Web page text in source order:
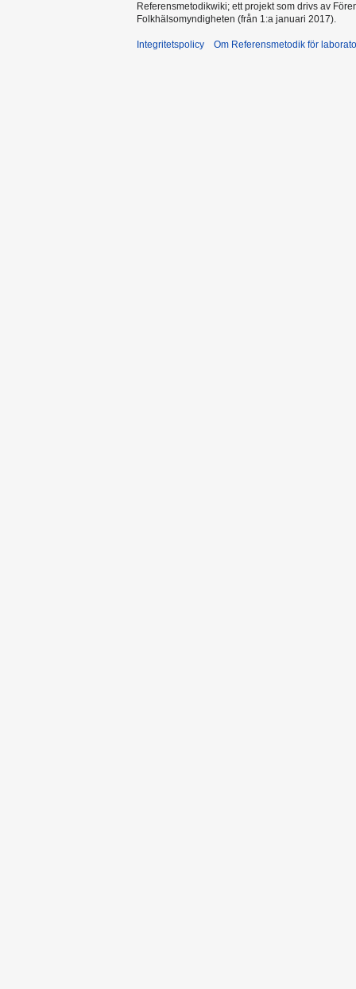
Referensmetodikwiki; ett projekt som drivs av
Folkhälsomyndigheten (från 1:a januari 2017).
Integritetspolicy Om Referensmetodik för